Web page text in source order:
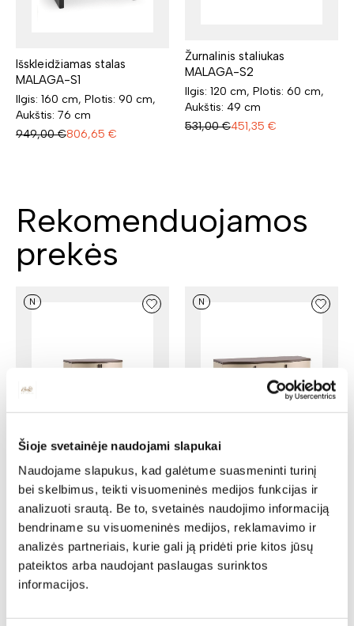
Šioje svetainėje naudojami slapukai
Naudojame slapukus, kad galėtume suasmeninti turinį
bei skelbimus, teikti visuomeninės medijos funkcijas ir
analizuoti srautą. Be to, svetainės naudojimo informaciją
bendriname su visuomeninės medijos, reklamavimo ir
analizės partneriais, kurie gali ją pridėti prie kitos jūsų
pateiktos arba naudojant paslaugas surinktos
informacijos.
Išskleidžiamas stalas
MALAGA-S1
Ilgis: 160 cm, Plotis: 90 cm,
Aukštis: 76 cm
949,00 €806,65 €
Žurnalinis staliukas
MALAGA-S2
Ilgis: 120 cm, Plotis: 60 cm,
Aukštis: 49 cm
531,00 €451,35 €
Rekomenduojamos
prekės
N
Komoda LAGOS LA-K2
Ilgis: 97 cm, Gylis: 51 cm,
Aukštis: 96 cm
Yra kelių spalvų
691,00 €587,35 €
N
Komoda LAGOS LA-K3sz
Ilgis: 147 cm, Gylis: 51 cm,
Aukštis: 96 cm
Yra kelių spalvų
1116,00 € 948,60 €
N N